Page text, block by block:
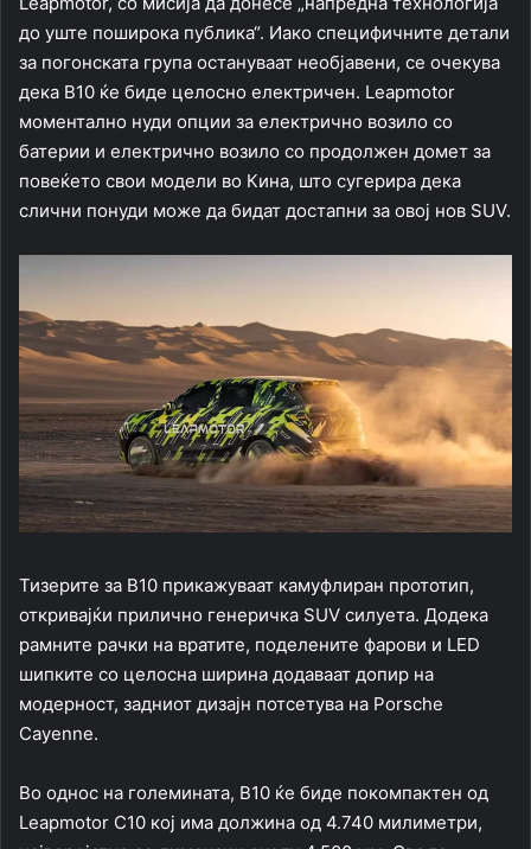
до уште поширока публика“. Иако специфичните детали
за погонската група остануваат необјавени, се очекува
дека B10 ќе биде целосно електричен. Leapmotor
моментално нуди опции за електрично возило со
батерии и електрично возило со продолжен домет за
повеќето свои модели во Кина, што сугерира дека
слични понуди може да бидат достапни за овој нов SUV.
Тизерите за B10 прикажуваат камуфлиран прототип,
откривајќи прилично генеричка SUV силуета. Додека
рамните рачки на вратите, поделените фарови и LED
шипките со целосна ширина додаваат допир на
модерност, задниот дизајн потсетува на Porsche
Cayenne.
Во однос на големината, B10 ќе биде покомпактен од
Leapmotor C10 кој има должина од 4.740 милиметри,